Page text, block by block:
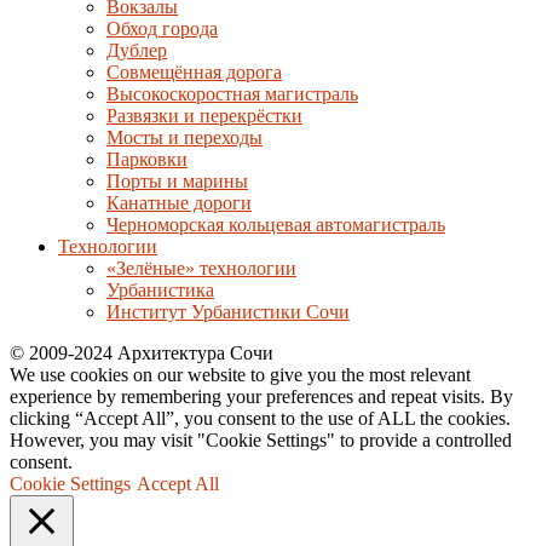
Вокзалы
Обход города
Дублер
Совмещённая дорога
Высокоскоростная магистраль
Развязки и перекрёстки
Мосты и переходы
Парковки
Порты и марины
Канатные дороги
Черноморская кольцевая автомагистраль
Технологии
«Зелёные» технологии
Урбанистика
Институт Урбанистики Сочи
© 2009-2024 Архитектура Сочи
We use cookies on our website to give you the most relevant
experience by remembering your preferences and repeat visits. By
clicking “Accept All”, you consent to the use of ALL the cookies.
However, you may visit "Cookie Settings" to provide a controlled
consent.
Cookie Settings Accept All